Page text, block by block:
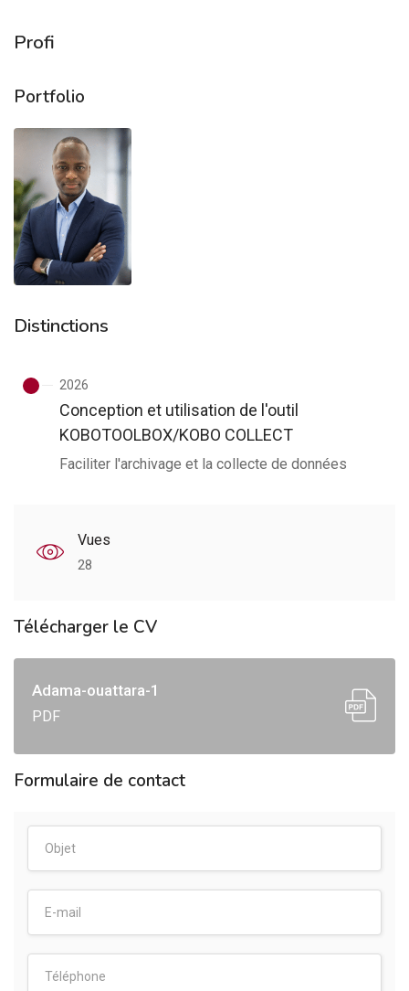
Profi
Portfolio
Distinctions
2026
Conception et utilisation de l'outil
KOBOTOOLBOX/KOBO COLLECT
Faciliter l'archivage et la collecte de données
Vues
28
Télécharger le CV
Adama-ouattara-1
PDF
Formulaire de contact